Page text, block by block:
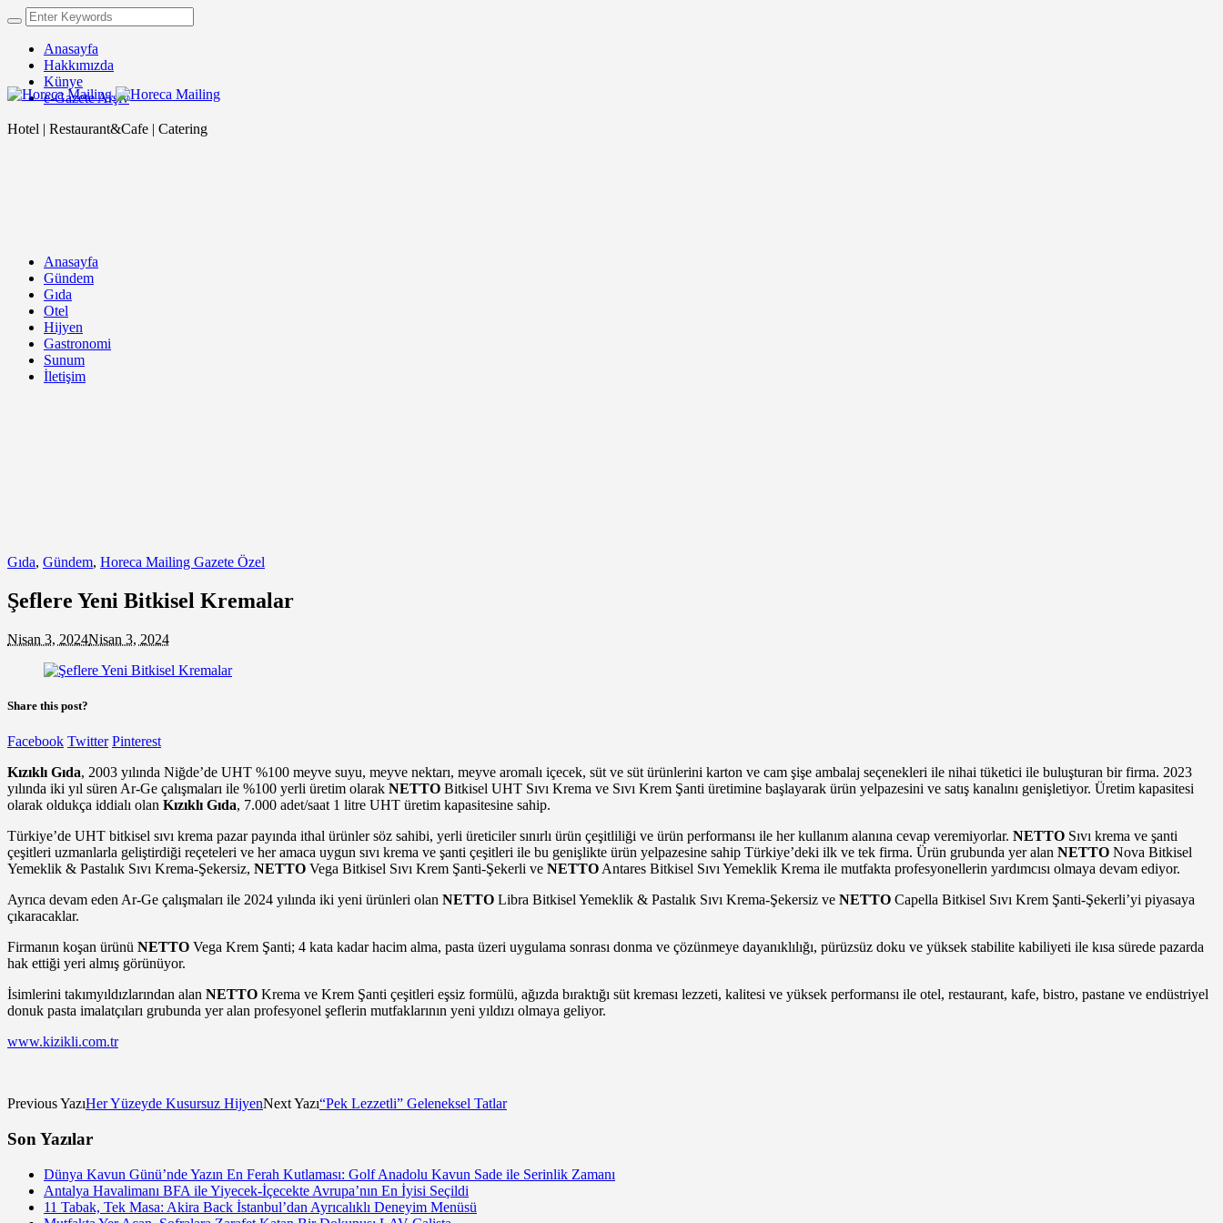
Anasayfa
Hakkımızda
Künye
e-Gazete Arşiv
Hotel | Restaurant&Cafe | Catering
Anasayfa
Gündem
Gıda
Otel
Hijyen
Gastronomi
Sunum
İletişim
Gıda, Gündem, Horeca Mailing Gazete Özel
Şeflere Yeni Bitkisel Kremalar
Nisan 3, 2024Nisan 3, 2024
Share this post?
Facebook Twitter Pinterest
Kızıklı Gıda, 2003 yılında Niğde’de UHT %100 meyve suyu, meyve nektarı, meyve aromalı içecek, süt ve süt ürünlerini karton ve cam şişe ambalaj seçenekleri ile nihai tüketici ile buluşturan bir firma. 2023
yılında iki yıl süren Ar-Ge çalışmaları ile %100 yerli üretim olarak NETTO Bitkisel UHT Sıvı Krema ve Sıvı Krem Şanti üretimine başlayarak ürün yelpazesini ve satış kanalını genişletiyor. Üretim kapasitesi
olarak oldukça iddialı olan Kızıklı Gıda, 7.000 adet/saat 1 litre UHT üretim kapasitesine sahip.
Türkiye’de UHT bitkisel sıvı krema pazar payında ithal ürünler söz sahibi, yerli üreticiler sınırlı ürün çeşitliliği ve ürün performansı ile her kullanım alanına cevap veremiyorlar. NETTO Sıvı krema ve şanti
çeşitleri uzmanlarla geliştirdiği reçeteleri ve her amaca uygun sıvı krema ve şanti çeşitleri ile bu genişlikte ürün yelpazesine sahip Türkiye’deki ilk ve tek firma. Ürün grubunda yer alan NETTO Nova Bitkisel
Yemeklik & Pastalık Sıvı Krema-Şekersiz, NETTO Vega Bitkisel Sıvı Krem Şanti-Şekerli ve NETTO Antares Bitkisel Sıvı Yemeklik Krema ile mutfakta profesyonellerin yardımcısı olmaya devam ediyor.
Ayrıca devam eden Ar-Ge çalışmaları ile 2024 yılında iki yeni ürünleri olan NETTO Libra Bitkisel Yemeklik & Pastalık Sıvı Krema-Şekersiz ve NETTO Capella Bitkisel Sıvı Krem Şanti-Şekerli’yi piyasaya
çıkaracaklar.
Firmanın koşan ürünü NETTO Vega Krem Şanti; 4 kata kadar hacim alma, pasta üzeri uygulama sonrası donma ve çözünmeye dayanıklılığı, pürüzsüz doku ve yüksek stabilite kabiliyeti ile kısa sürede pazarda
hak ettiği yeri almış görünüyor.
İsimlerini takımyıldızlarından alan NETTO Krema ve Krem Şanti çeşitleri eşsiz formülü, ağızda bıraktığı süt kreması lezzeti, kalitesi ve yüksek performansı ile otel, restaurant, kafe, bistro, pastane ve endüstriyel
donuk pasta imalatçıları grubunda yer alan profesyonel şeflerin mutfaklarının yeni yıldızı olmaya geliyor.
www.kizikli.com.tr
Previous YazıHer Yüzeyde Kusursuz HijyenNext Yazı“Pek Lezzetli” Geleneksel Tatlar
Son Yazılar
Dünya Kavun Günü’nde Yazın En Ferah Kutlaması: Golf Anadolu Kavun Sade ile Serinlik Zamanı
Antalya Havalimanı BFA ile Yiyecek-İçecekte Avrupa’nın En İyisi Seçildi
11 Tabak, Tek Masa: Akira Back İstanbul’dan Ayrıcalıklı Deneyim Menüsü